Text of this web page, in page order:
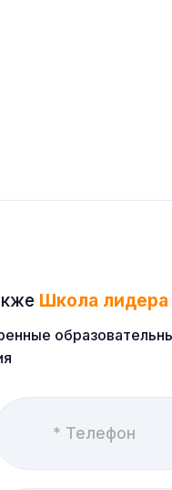
Школа лидера